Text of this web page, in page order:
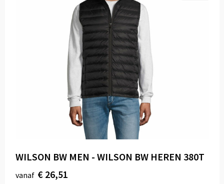
WILSON BW MEN - WILSON BW HEREN 380T
vanaf € 26,51